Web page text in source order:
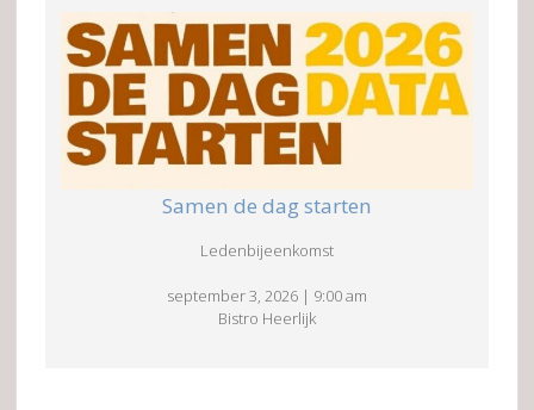
Samen de dag starten
Ledenbijeenkomst
september 3, 2026 | 9:00 am
Bistro Heerlijk